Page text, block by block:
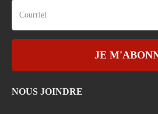
JE
NOUS JOINDRE